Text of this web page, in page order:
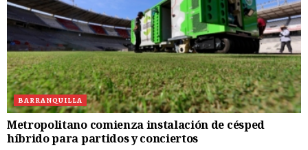
BARRANQUILLA
Metropolitano comienza instalación de césped
híbrido para partidos y conciertos